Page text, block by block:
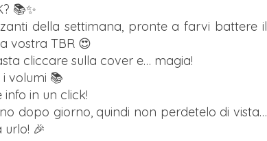
📚✨
della settimana, pronte a farvi battere il
vostra TBR 😍
cliccare sulla cover e… magia!
volumi 📚
in un click!
dopo giorno, quindi non perdetelo di vista…
🎉